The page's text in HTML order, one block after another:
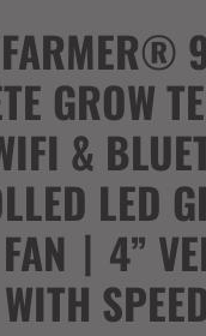
GROW
&
LED
丨4”